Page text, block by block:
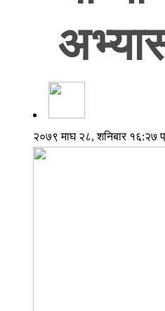
२०७९ माघ २८, शनिबार १६:२७